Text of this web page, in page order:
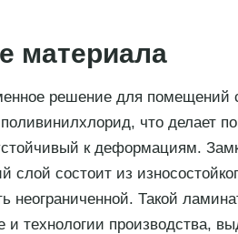
материала
решение для помещений
что делает
к деформациям.
слой состоит из
неограниченной. Такой
и технологии производства,